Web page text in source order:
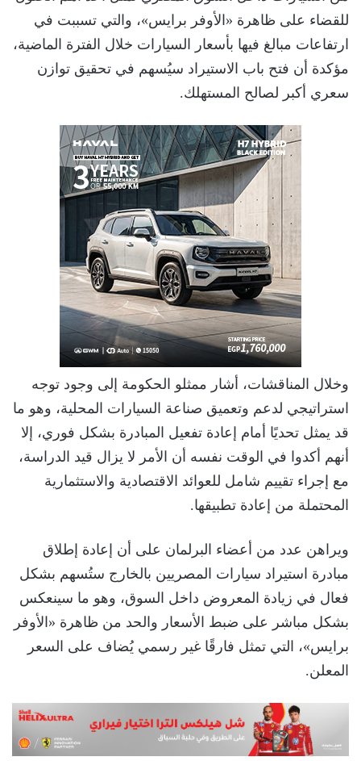
للقضاء على ظاهرة «الأوفر برايس»، والتي تسببت في
ارتفاعات مبالغ فيها بأسعار السيارات خلال الفترة الماضية،
مؤكدة أن فتح باب الاستيراد سيُسهم في تحقيق توازن
سعري أكبر لصالح المستهلك.
وخلال المناقشات، أشار ممثلو الحكومة إلى وجود توجه
استراتيجي لدعم وتعميق صناعة السيارات المحلية، وهو ما
قد يمثل تحديًا أمام إعادة تفعيل المبادرة بشكل فوري، إلا
أنهم أكدوا في الوقت نفسه أن الأمر لا يزال قيد الدراسة،
مع إجراء تقييم شامل للعوائد الاقتصادية والاستثمارية
المحتملة من إعادة تطبيقها.
ويراهن عدد من أعضاء البرلمان على أن إعادة إطلاق
مبادرة استيراد سيارات المصريين بالخارج ستُسهم بشكل
فعال في زيادة المعروض داخل السوق، وهو ما سينعكس
بشكل مباشر على ضبط الأسعار والحد من ظاهرة «الأوفر
برايس»، التي تمثل فارقًا غير رسمي يُضاف على السعر
المعلن.